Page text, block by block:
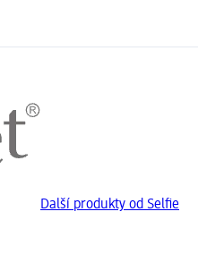
Další produkty od Selfie